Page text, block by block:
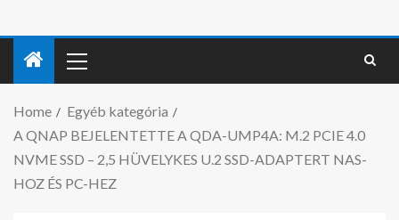
Home
Egyéb kategória
A QNAP BEJELENTETTE A QDA-UMP4A: M.2 PCIE 4.0
NVME SSD – 2,5 HÜVELYKES U.2 SSD-ADAPTERT NAS-
HOZ ÉS PC-HEZ